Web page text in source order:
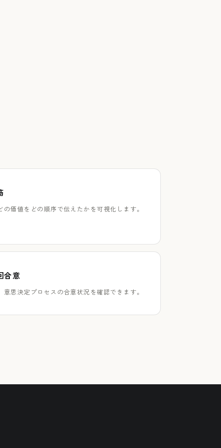
価値をどの順序で伝えたかを可視化します。
合意
思決定プロセスの合意状況を確認できます。